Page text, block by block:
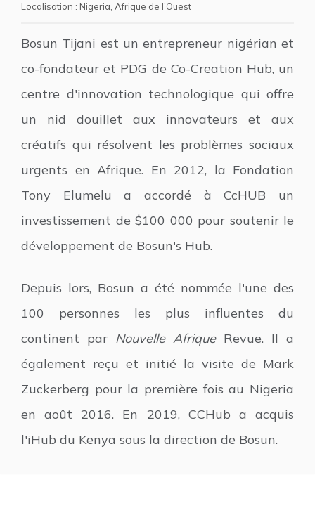
Localisation : Nigeria Afrique de l'Ouest
Bosun Tijani est un entrepreneur nigérian et
co-fondateur et PDG de Co-Creation Hub, un
centre d'innovation technologique qui offre
un nid douillet aux innovateurs et aux
créatifs qui résolvent les problèmes sociaux
urgents en Afrique. En 2012, la Fondation
Tony Elumelu a accordé à CcHUB un
investissement de $100 000 pour soutenir le
développement de Bosun's Hub.
Depuis lors, Bosun a été nommée l'une des
100 personnes les plus influentes du
continent par Nouvelle AfriqueRevue. Il a
également reçu et initié la visite de Mark
Zuckerberg pour la première fois au Nigeria
en août 2016. En 2019, CCHub a acquis
l'iHub du Kenya sous la direction de Bosun.